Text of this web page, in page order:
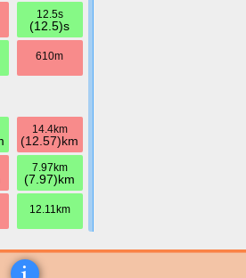
12.5s
(12.5)s
610m
14.4km
(12.57)km
7.97km
(7.97)km
12.11km